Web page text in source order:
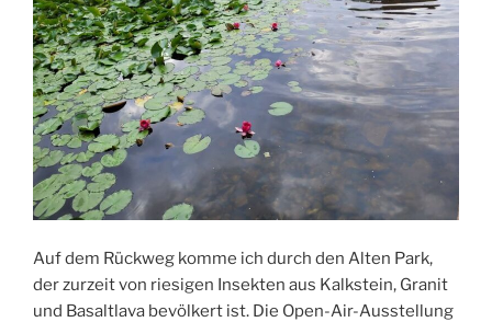
Auf dem Rückweg komme ich durch den Alten Park,
der zurzeit von riesigen Insekten aus Kalkstein, Granit
und Basaltlava bevölkert ist. Die Open-Air-Ausstellung